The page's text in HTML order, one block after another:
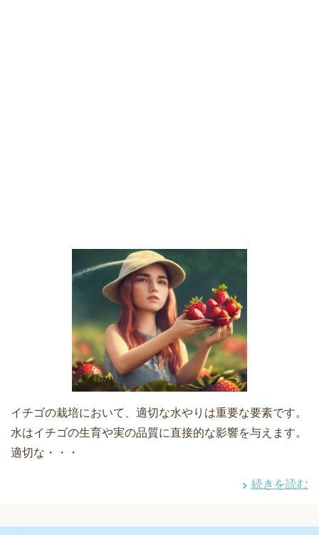
イチゴの栽培において、適切な水やりは重要な要素です。
水はイチゴの生育や実の品質に直接的な影響を与えます。
適切な・・・
続きを読む